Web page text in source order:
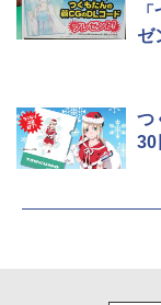
ゼ
つ
30